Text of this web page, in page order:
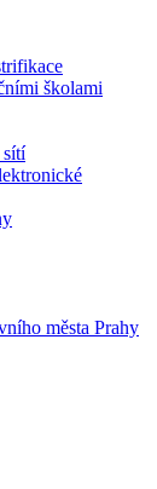
školami
sítí
města Prahy